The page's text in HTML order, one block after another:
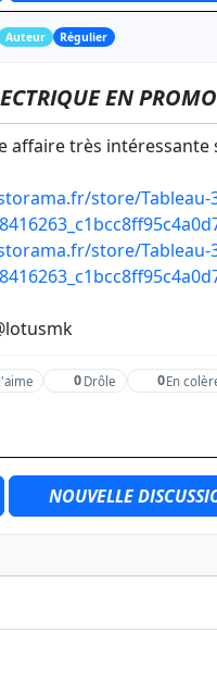
Auteur Régulier
EN
affaire très
store/Tableau-
store/Tableau-
J'aime 0 Drôle 0En
NOUVELLE